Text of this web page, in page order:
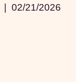
| 02/21/2026